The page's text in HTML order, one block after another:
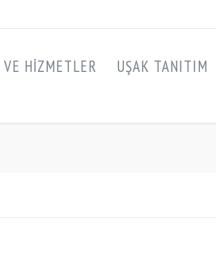
VE HIZMETLER UŞAK TANITIM